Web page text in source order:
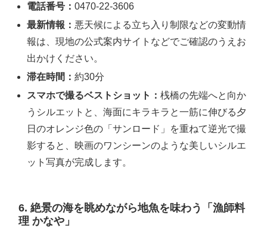
電話番号：0470-22-3606
最新情報： 悪天候による立ち入り制限などの変動情
報は、現地の公式案内サイトなどでご確認のうえお
出かけください。
滞在時間：約30分
スマホで撮るベストショット：桟橋の先端へと向か
うシルエットと、海面にキラキラと一筋に伸びる夕
日のオレンジ色の「サンロード」を重ねて逆光で撮
影すると、映画のワンシーンのような美しいシルエ
ット写真が完成します。
6. 絶景の海を眺めながら地魚を味わう「漁師料
理 かなや」